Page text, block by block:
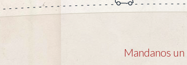
Mandanos